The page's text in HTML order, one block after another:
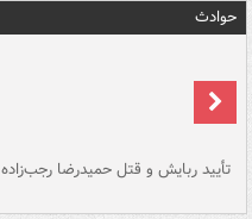
حوادث
تأیید ربایش و قتل حمیدرضا رجب‌زاده